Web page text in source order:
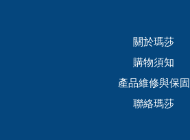
關於瑪莎
購物須知
產品維修與保固
聯絡瑪莎